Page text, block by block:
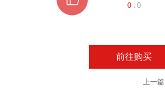
0: 0
前往购买
上一篇